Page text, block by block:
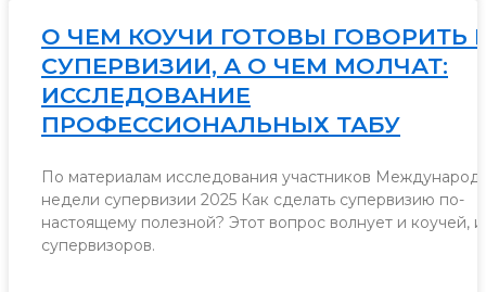
О ЧЕМ КОУЧИ ГОТОВЫ ГОВОРИТЬ
СУПЕРВИЗИИ, А О ЧЕМ МОЛЧАТ:
ИССЛЕДОВАНИЕ
ПРОФЕССИОНАЛЬНЫХ ТАБУ
По материалам исследования участников
недели супервизии 2025 Как сделать супервизию по-
настоящему полезной? Этот вопрос волнует и коучей, и
супервизоров.